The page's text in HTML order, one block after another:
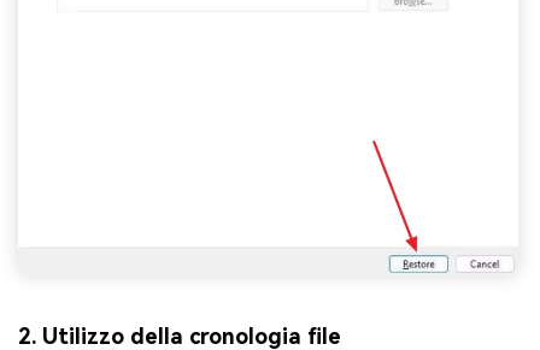
2. Utilizzo della cronologia file